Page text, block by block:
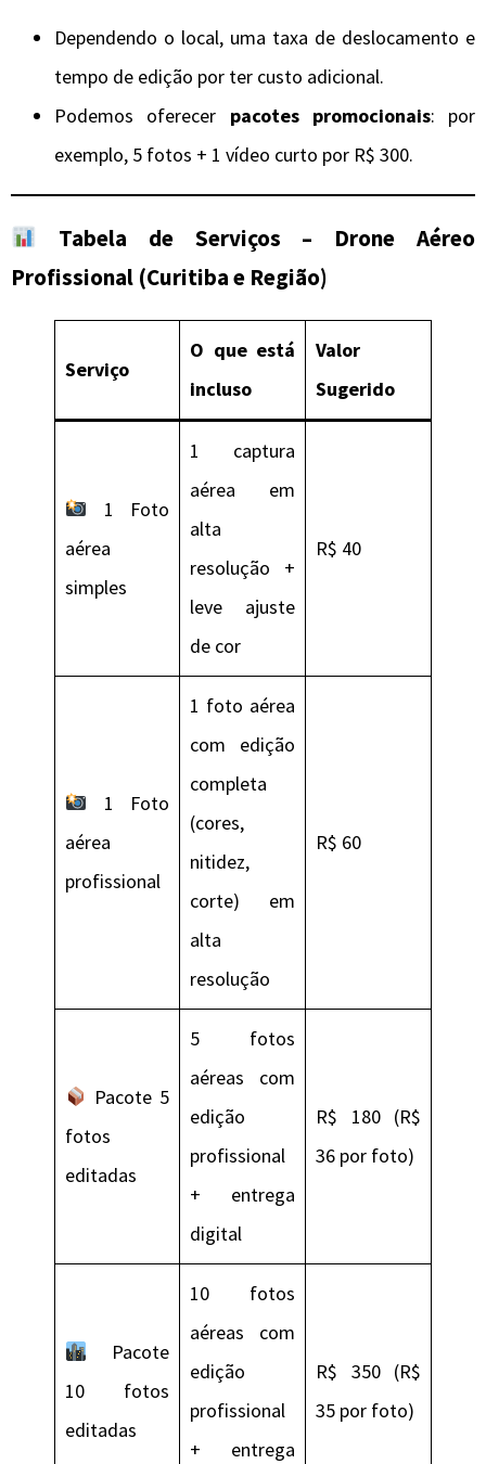
Dependendo o local, uma taxa de deslocamento e
tempo de edição por ter custo adicional.
Podemos oferecer pacotes promocionais: por
exemplo, 5 fotos + 1 vídeo curto por R$ 300.
Tabela de Serviços – Drone Aéreo
Profissional (Curitiba e Região)
Serviço
O que está
incluso
Valor
Sugerido
1 Foto
aérea
simples
1 captura
aérea em
alta
resolução +
leve ajuste
de cor
R$ 40
1 Foto
aérea
profissional
1 foto aérea
com edição
completa
(cores,
nitidez,
corte) em
alta
resolução
R$ 60
Pacote 5
fotos
editadas
5 fotos
aéreas com
edição
profissional
+ entrega
digital
R$ 180 (R$
36 por foto)
Pacote
10 fotos
editadas
10 fotos
aéreas com
edição
profissional
+ entrega
R$ 350 (R$
35 por foto)